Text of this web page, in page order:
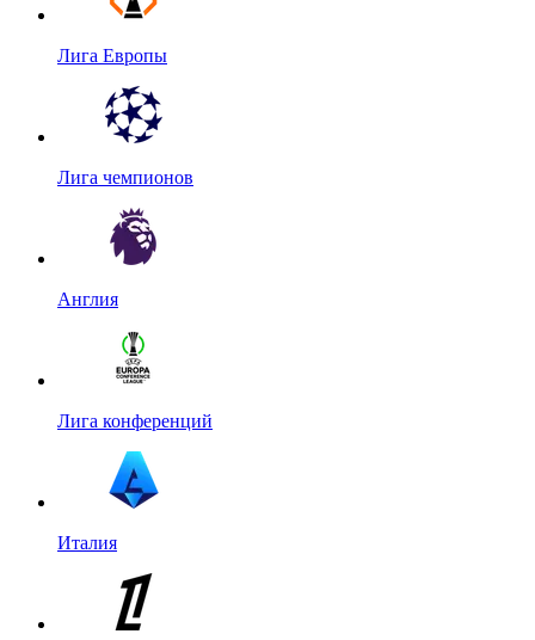
Лига Европы
Лига чемпионов
Англия
Лига конференций
Италия